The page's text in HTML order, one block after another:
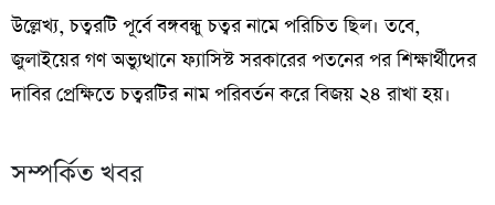
উল্লেখ্য, চত্বরটি পূর্বে বঙ্গবন্ধু চত্বর নামে পরিচিত ছিল। তবে,
জুলাইয়ের গণ অভ্যুত্থানে ফ্যাসিস্ট সরকারের পতনের পর শিক্ষার্থীদের
দাবির প্রেক্ষিতে চত্বরটির নাম পরিবর্তন করে বিজয় ২৪ রাখা হয়।
সম্পর্কিত খবর